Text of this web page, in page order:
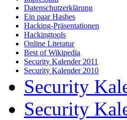
Datenschutzerklärung
Ein paar Hashes
Hacking-Präsentationen
Hackingtools
Online Literatur
Best of Wikipedia
Security Kalender 2011
Security Kalender 2010
Security
Security